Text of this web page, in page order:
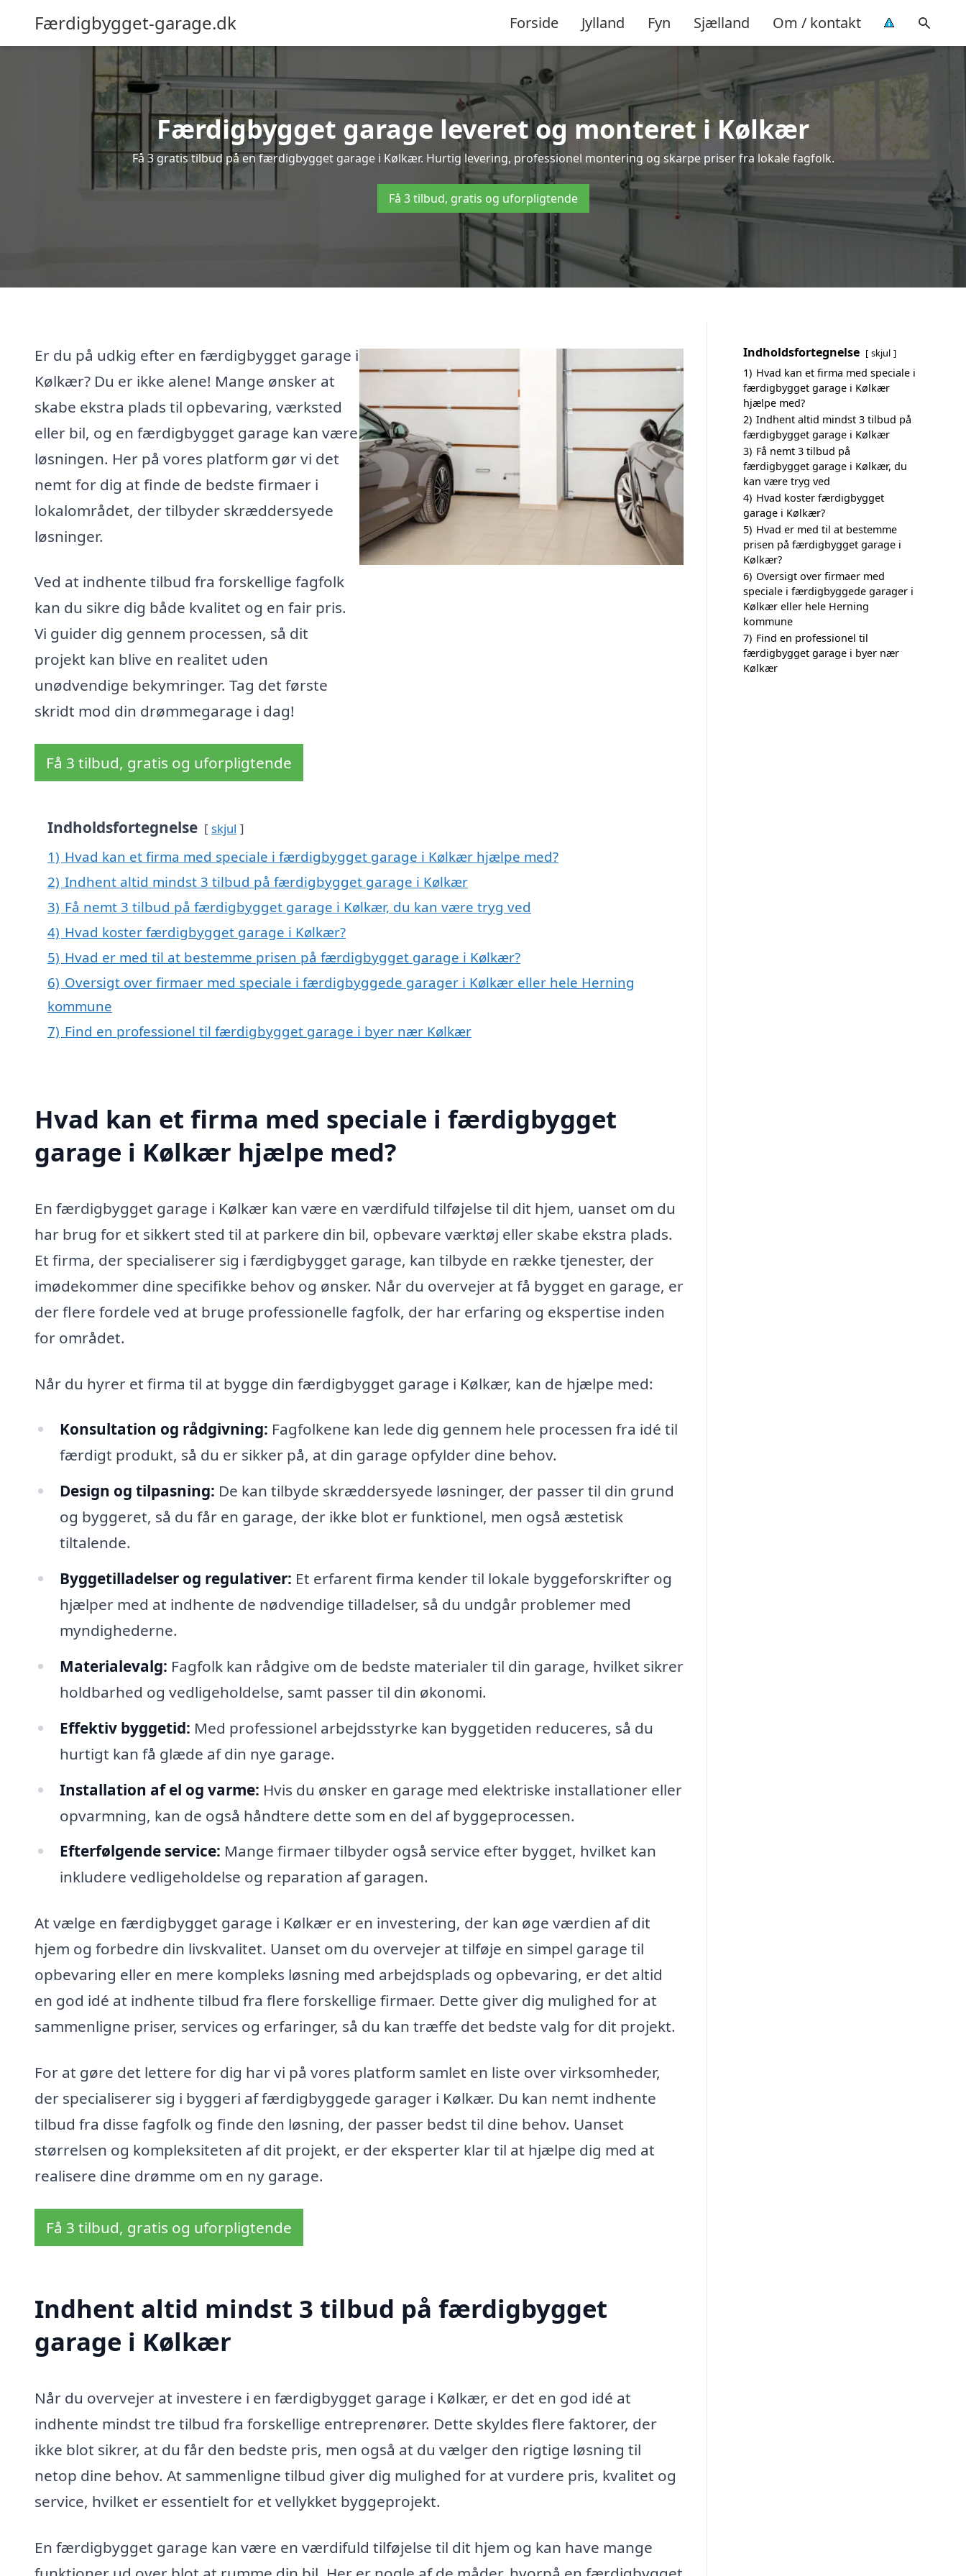
Færdigbygget-garage.dk Forside Jylland Fyn Sjælland Om / kontakt
Færdigbygget garage leveret og monteret i Kølkær
Få 3 gratis tilbud på en færdigbygget garage i Kølkær. Hurtig levering, professionel montering og skarpe priser fra lokale fagfolk.
Få 3 tilbud, gratis og uforpligtende
Er du på udkig efter en færdigbygget garage i
Kølkær? Du er ikke alene! Mange ønsker at
skabe ekstra plads til opbevaring, værksted
eller bil, og en færdigbygget garage kan være
løsningen. Her på vores platform gør vi det
nemt for dig at finde de bedste firmaer i
lokalområdet, der tilbyder skræddersyede
løsninger.
Ved at indhente tilbud fra forskellige fagfolk
kan du sikre dig både kvalitet og en fair pris.
Vi guider dig gennem processen, så dit
projekt kan blive en realitet uden
unødvendige bekymringer. Tag det første
skridt mod din drømmegarage i dag!
Få 3 tilbud, gratis og uforpligtende
Indholdsfortegnelse skjul
1) Hvad kan et firma med speciale i færdigbygget garage i Kølkær hjælpe med?
2) Indhent altid mindst 3 tilbud på færdigbygget garage i Kølkær
3) Få nemt 3 tilbud på færdigbygget garage i Kølkær, du kan være tryg ved
4) Hvad koster færdigbygget garage i Kølkær?
5) Hvad er med til at bestemme prisen på færdigbygget garage i Kølkær?
6) Oversigt over firmaer med speciale i færdigbyggede garager i Kølkær eller hele Herning
kommune
7) Find en professionel til færdigbygget garage i byer nær Kølkær
Hvad kan et firma med speciale i færdigbygget
garage i Kølkær hjælpe med?
En færdigbygget garage i Kølkær kan være en værdifuld tilføjelse til dit hjem, uanset om du
har brug for et sikkert sted til at parkere din bil, opbevare værktøj eller skabe ekstra plads.
Et firma, der specialiserer sig i færdigbygget garage, kan tilbyde en række tjenester, der
imødekommer dine specifikke behov og ønsker. Når du overvejer at få bygget en garage, er
der flere fordele ved at bruge professionelle fagfolk, der har erfaring og ekspertise inden
for området.
Når du hyrer et firma til at bygge din færdigbygget garage i Kølkær, kan de hjælpe med:
Konsultation og rådgivning: Fagfolkene kan lede dig gennem hele processen fra idé til
færdigt produkt, så du er sikker på, at din garage opfylder dine behov.
Design og tilpasning: De kan tilbyde skræddersyede løsninger, der passer til din grund
og byggeret, så du får en garage, der ikke blot er funktionel, men også æstetisk
tiltalende.
Byggetilladelser og regulativer: Et erfarent firma kender til lokale byggeforskrifter og
hjælper med at indhente de nødvendige tilladelser, så du undgår problemer med
myndighederne.
Materialevalg: Fagfolk kan rådgive om de bedste materialer til din garage, hvilket sikrer
holdbarhed og vedligeholdelse, samt passer til din økonomi.
Effektiv byggetid: Med professionel arbejdsstyrke kan byggetiden reduceres, så du
hurtigt kan få glæde af din nye garage.
Installation af el og varme: Hvis du ønsker en garage med elektriske installationer eller
opvarmning, kan de også håndtere dette som en del af byggeprocessen.
Efterfølgende service: Mange firmaer tilbyder også service efter bygget, hvilket kan
inkludere vedligeholdelse og reparation af garagen.
At vælge en færdigbygget garage i Kølkær er en investering, der kan øge værdien af dit
hjem og forbedre din livskvalitet. Uanset om du overvejer at tilføje en simpel garage til
opbevaring eller en mere kompleks løsning med arbejdsplads og opbevaring, er det altid
en god idé at indhente tilbud fra flere forskellige firmaer. Dette giver dig mulighed for at
sammenligne priser, services og erfaringer, så du kan træffe det bedste valg for dit projekt.
For at gøre det lettere for dig har vi på vores platform samlet en liste over virksomheder,
der specialiserer sig i byggeri af færdigbyggede garager i Kølkær. Du kan nemt indhente
tilbud fra disse fagfolk og finde den løsning, der passer bedst til dine behov. Uanset
størrelsen og kompleksiteten af dit projekt, er der eksperter klar til at hjælpe dig med at
realisere dine drømme om en ny garage.
Få 3 tilbud, gratis og uforpligtende
Indhent altid mindst 3 tilbud på færdigbygget
garage i Kølkær
Når du overvejer at investere i en færdigbygget garage i Kølkær, er det en god idé at
indhente mindst tre tilbud fra forskellige entreprenører. Dette skyldes flere faktorer, der
ikke blot sikrer, at du får den bedste pris, men også at du vælger den rigtige løsning til
netop dine behov. At sammenligne tilbud giver dig mulighed for at vurdere pris, kvalitet og
service, hvilket er essentielt for et vellykket byggeprojekt.
En færdigbygget garage kan være en værdifuld tilføjelse til dit hjem og kan have mange
Indholdsfortegnelse skjul
1) Hvad kan et firma med speciale i
færdigbygget garage i Kølkær
hjælpe med?
2) Indhent altid mindst 3 tilbud på
færdigbygget garage i Kølkær
3) Få nemt 3 tilbud på
færdigbygget garage i Kølkær, du
kan være tryg ved
4) Hvad koster færdigbygget
garage i Kølkær?
5) Hvad er med til at bestemme
prisen på færdigbygget garage i
Kølkær?
6) Oversigt over firmaer med
speciale i færdigbyggede garager i
Kølkær eller hele Herning
kommune
7) Find en professionel til
færdigbygget garage i byer nær
Kølkær